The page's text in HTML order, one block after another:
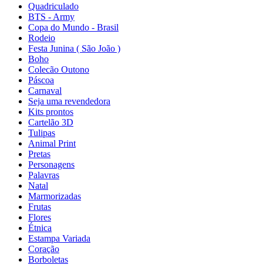
Quadriculado
BTS - Army
Copa do Mundo - Brasil
Rodeio
Festa Junina ( São João )
Boho
Colecão Outono
Páscoa
Carnaval
Seja uma revendedora
Kits prontos
Cartelão 3D
Tulipas
Animal Print
Pretas
Personagens
Palavras
Natal
Marmorizadas
Frutas
Flores
Étnica
Estampa Variada
Coração
Borboletas